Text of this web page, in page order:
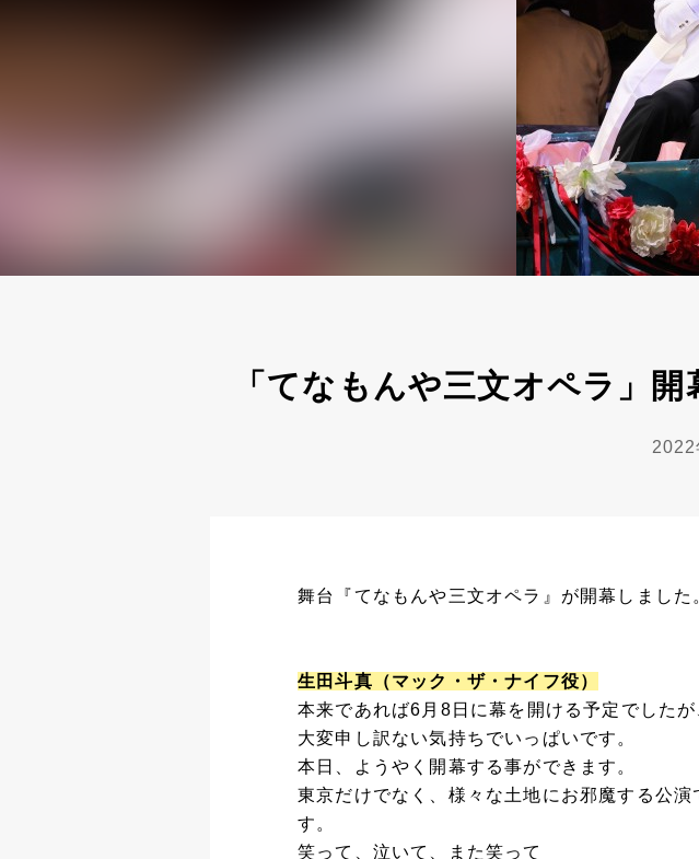
「てなもんや三文オペラ」
舞台『てなもんや三文オペラ』が開幕しまし
生田斗真（マック・ザ・ナイフ役）
本来であれば6月8日に幕を開ける予定でした
大変申し訳ない気持ちでいっぱいです。
本日、ようやく開幕する事ができます。
東京だけでなく、様々な土地にお邪魔する公
す。
笑って、泣いて、また笑って